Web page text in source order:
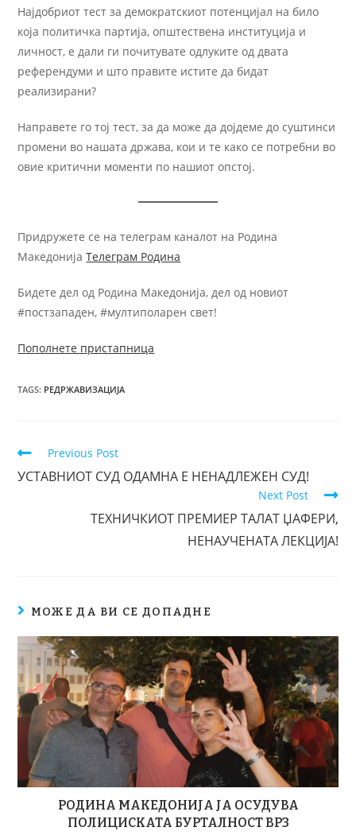
Најдобриот тест за демократскиот потенцијал на било
која политичка партија, општествена институција и
личност, е дали ги почитувате одлуките од двата
референдуми и што правите истите да бидат
реализирани?
Направете го тој тест, за да може да дојдеме до суштинси
промени во нашата држава, кои и те како се потребни во
овие критични моменти по нашиот опстој.
Придружете се на телеграм каналот на Родина
МакедонијаТелеграм Родина
Бидете дел од Родина Македонија, дел од новиот
#постзападен, #мултиполарен свет!
Пополнете пристапница
TAGS: РЕДРЖАВИЗАЦИЈА
Previous Post
УСТАВНИОТ СУД ОДАМНА Е НЕНАДЛЕЖЕН СУД!
Next Post
ТЕХНИЧКИОТ ПРЕМИЕР ТАЛАТ ЏАФЕРИ,
НЕНАУЧЕНАТА ЛЕКЦИЈА!
МОЖЕ ДА ВИ СЕ ДОПАДНЕ
РОДИНА МАКЕДОНИЈА ЈА ОСУДУВА
ПОЛИЦИСКАТА БУРТАЛНОСТ ВРЗ